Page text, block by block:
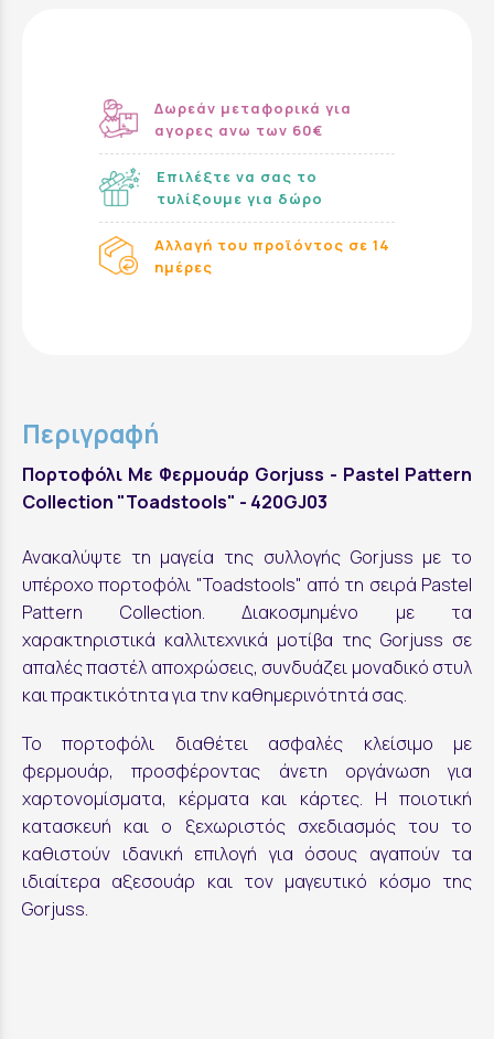
Δωρεάν μεταφορικά για
αγορες ανω των 60€
Επιλέξτε να σας το
τυλίξουμε για δώρο
Αλλαγή του προϊόντος σε 14
ημέρες
Περιγραφή
Πορτοφόλι Mε Φερμουάρ Gorjuss - Pastel Pattern
Collection "Toadstools" - 420GJ03
Ανακαλύψτε τη μαγεία της συλλογής Gorjuss με το
υπέροχο πορτοφόλι "Toadstools" από τη σειρά Pastel
Pattern Collection. Διακοσμημένο με τα
χαρακτηριστικά καλλιτεχνικά μοτίβα της Gorjuss σε
απαλές παστέλ αποχρώσεις, συνδυάζει μοναδικό στυλ
και πρακτικότητα για την καθημερινότητά σας.
Το πορτοφόλι διαθέτει ασφαλές κλείσιμο με
φερμουάρ, προσφέροντας άνετη οργάνωση για
χαρτονομίσματα, κέρματα και κάρτες. Η ποιοτική
κατασκευή και ο ξεχωριστός σχεδιασμός του το
καθιστούν ιδανική επιλογή για όσους αγαπούν τα
ιδιαίτερα αξεσουάρ και τον μαγευτικό κόσμο της
Gorjuss.